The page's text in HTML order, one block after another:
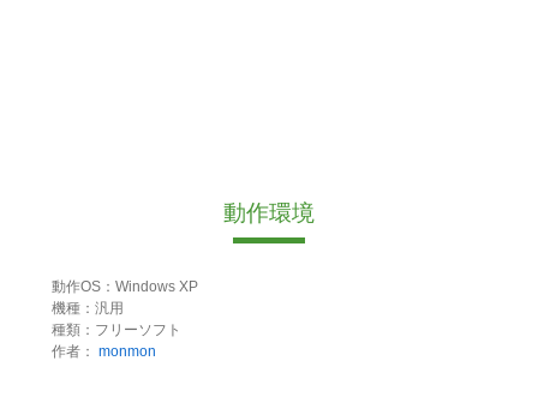
動作環境
動作OS：Windows XP
機種：汎用
種類：フリーソフト
作者： monmon